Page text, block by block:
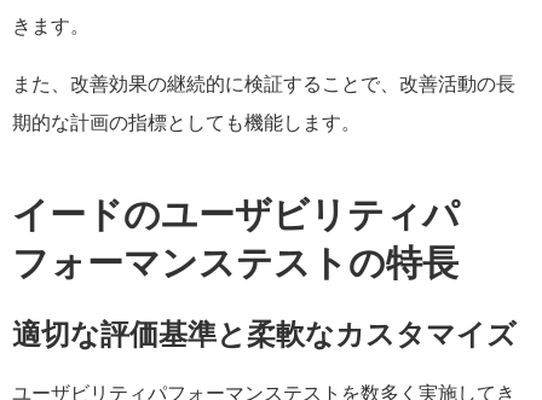
きます。
また、改善効果の継続的に検証することで、改善活動の長
期的な計画の指標としても機能します。
イードのユーザビリティパ
フォーマンステストの特長
適切な評価基準と柔軟なカスタマイズ
ユーザビリティパフォーマンステストを数多く実施してき